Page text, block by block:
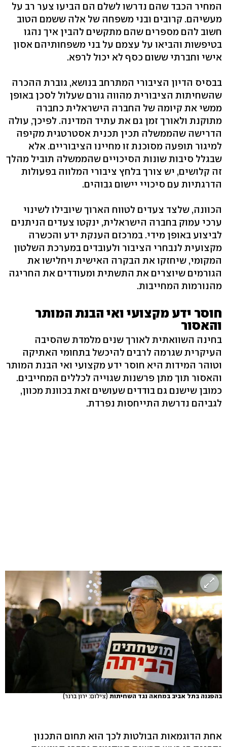
המחיר הכבד שהם נדרשו לשלם הם הביעו צער רב על
מעשיהם. קרובים ובני משפחה של אלה ששמם הטוב
חשוב להם מספרים שהם מתקשים להבין איך נהגו
בטיפשות והביאו על עצמם על בני משפחותיהם אסון
אישי וחברתי ששום כסף לא יכול לרפא.
בבסיס הדיון הציבורי המתרחב בנושא, גוברת ההכרה
שהשחיתות הציבורית מהווה גורם שעלול לסכן באופן
ממשי את קיומה של החברה הישראלית כחברה
מתוקנת ולאורך זמן גם את עתיד המדינה. לפיכך, עולה
הדרישה שהממשלה תכין תכנית אסטרטגית מקיפה
למיגור תופעה מסוכנת זו מחיינו הציבוריים. אלא
שבגלל סיבות שונות הסיכויים שהממשלה תוביל מהלך
זה קלושים, יש צורך בלחץ ציבורי המלווה בפעולות
הדרגתיות עם סיכויי יישום גבוהים.
הכוונה, שלצד צעדים לטווח הארוך שיובילו לשינוי
ערכי עמוק בחברה הישראלית, ינקטו צעדים הניתנים
לביצוע באופן מידי. במרכזם הענקת ידע והכשרה
מקצועית לנבחרי הציבור ולעובדים במערכת השלטון
המקומי, שיחזקו את הבקרה האישית ויחלישו את
הגורמים שיוצרים את התשתית ומעודדים את החריגה
מהנורמות המחייבות.
חוסר ידע מקצועי ואי הבנת המותר
והאסור
בחינה השוואתית לאורך שנים מלמדת שהסיבה
העיקרית שגרמה לרבים להיכשל בתחומי האתיקה
וטוהר המידות היא חוסר ידע מקצועי ואי הבנת המותר
והאסור תוך מתן פרשנות שגוייה לכללים המחייבים.
כמובן שישנם גם בודדים שעושים זאת בכוונת מכוון,
לגביהם נדרשת התייחסות נפרדת.
בהפגנה בתל אביב במחאה נגד השחיתות (צילום: ירון ברנר)
אחת הדוגמאות הבולטות לכך הוא תחום התכנון